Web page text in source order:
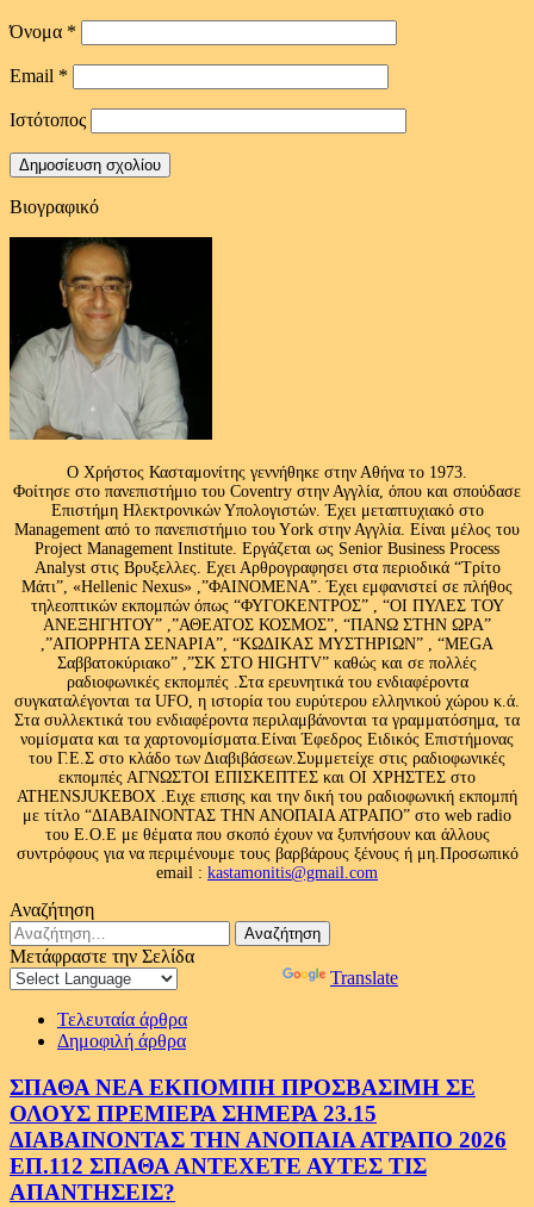
Όνομα *
Email *
Ιστότοπος
Βιογραφικό
Ο Χρήστος Κασταμονίτης γεννήθηκε στην Αθήνα το 1973.
Φοίτησε στο πανεπιστήμιο του Coventry στην Αγγλία, όπου και σπούδασε
Επιστήμη Ηλεκτρονικών Υπολογιστών. Έχει μεταπτυχιακό στο
Management από το πανεπιστήμιο του Υork στην Αγγλία. Είναι μέλος του
Project Management Institute. Εργάζεται ως Senior Business Process
Analyst στις Βρυξελλες. Εχει Αρθρογραφησει στα περιοδικά “Τρίτο
Μάτι”, «Hellenic Nexus» ,”ΦΑΙΝΟΜΕΝΑ”. Έχει εμφανιστεί σε πλήθος
τηλεοπτικών εκπομπών όπως “ΦΥΓΟΚΕΝΤΡΟΣ” , “ΟΙ ΠΥΛΕΣ ΤΟΥ
ΑΝΕΞΗΓΗΤΟΥ” ,”ΑΘΕΑΤΟΣ ΚΟΣΜΟΣ”, “ΠΑΝΩ ΣΤΗΝ ΩΡΑ”
,”ΑΠΟΡΡΗΤΑ ΣΕΝΑΡΙΑ”, “ΚΩΔΙΚΑΣ ΜΥΣΤΗΡΙΩΝ” , “MEGA
Σαββατοκύριακο” ,”ΣΚ ΣΤΟ HIGHTV” καθώς και σε πολλές
ραδιοφωνικές εκπομπές .Στα ερευνητικά του ενδιαφέροντα
συγκαταλέγονται τα UFO, η ιστορία του ευρύτερου ελληνικού χώρου κ.ά.
Στα συλλεκτικά του ενδιαφέροντα περιλαμβάνονται τα γραμματόσημα, τα
νομίσματα και τα χαρτονομίσματα.Είναι Έφεδρος Ειδικός Επιστήμονας
του Γ.Ε.Σ στο κλάδο των Διαβιβάσεων.Συμμετείχε στις ραδιοφωνικές
εκπομπές ΑΓΝΩΣΤΟΙ ΕΠΙΣΚΕΠΤΕΣ και ΟΙ ΧΡΗΣΤΕΣ στο
ATHENSJUKEBOX .Ειχε επισης και την δική του ραδιοφωνική εκπομπή
με τίτλο “ΔΙΑΒΑΙΝΟΝΤΑΣ ΤΗΝ ΑΝΟΠΑΙΑ ΑΤΡΑΠΟ” στο web radio
του Ε.Ο.Ε με θέματα που σκοπό έχουν να ξυπνήσουν και άλλους
συντρόφους για να περιμένουμε τους βαρβάρους ξένους ή μη.Προσωπικό
email : kastamonitis@gmail.com
Αναζήτηση
Αναζήτηση
για:
Μετάφραστε την Σελίδα
Translate
Τελευταία άρθρα
Δημοφιλή άρθρα
ΣΠΑΘΑ ΝΕΑ ΕΚΠΟΜΠΗ ΠΡΟΣΒΑΣΙΜΗ ΣΕ
ΟΛΟΥΣ ΠΡΕΜΙΕΡΑ ΣΗΜΕΡΑ 23.15
ΔΙΑΒΑΙΝΟΝΤΑΣ ΤΗΝ ΑΝΟΠΑΙΑ ΑΤΡΑΠΟ 2026
ΕΠ.112 ΣΠΑΘΑ ΑΝΤΕΧΕΤΕ ΑΥΤΕΣ ΤΙΣ
ΑΠΑΝΤΗΣΕΙΣ?